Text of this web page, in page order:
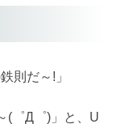
則だ～!」
(゜Д゜)」と、U